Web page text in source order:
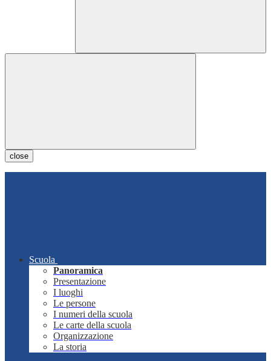
close
Scuola
Panoramica
Presentazione
I luoghi
Le persone
I numeri della scuola
Le carte della scuola
Organizzazione
La storia